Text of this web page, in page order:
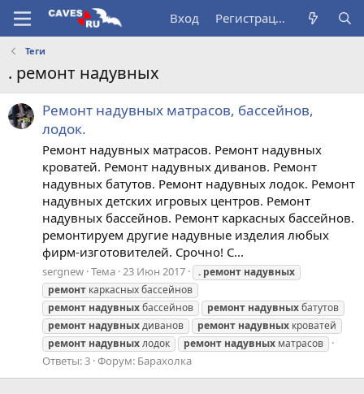
Вход Регистрация
Теги
. ремонт надувных
Ремонт надувных матрасов, бассейнов,
лодок.
Ремонт надувных матрасов. Ремонт надувных
кроватей. Ремонт надувных диванов. Ремонт
надувных батутов. Ремонт надувных лодок. Ремонт
надувных детских игровых центров. Ремонт
надувных бассейнов. Ремонт каркасных бассейнов.
ремонтируем другие надувные изделия любых
фирм-изготовителей. Срочно! С...
sergnew Тема 23 Июн 2017 . ремонт надувных
ремонт каркасных бассейнов
ремонт надувныхбассейнов ремонт надувныхбатутов
ремонт надувныхдиванов ремонт надувных кроватей
ремонт надувныхлодок ремонт надувных матрасов
Ответы: 3 Форум: Барахолка